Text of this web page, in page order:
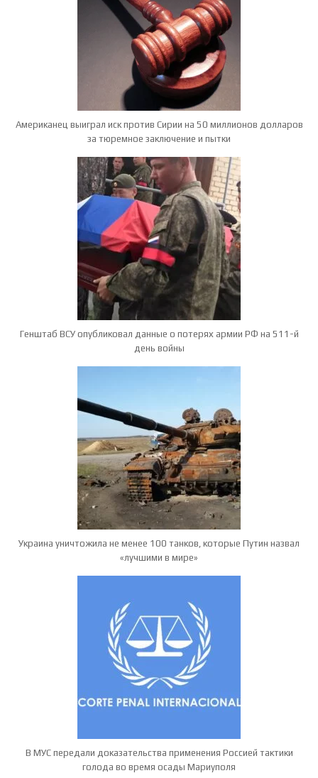
Американец выиграл иск против Сирии на 50 миллионов долларов
за тюремное заключение и пытки
Генштаб ВСУ опубликовал данные о потерях армии РФ на 511-й
день войны
Украина уничтожила не менее 100 танков, которые Путин назвал
«лучшими в мире»
В МУС передали доказательства применения Россией тактики
голода во время осады Мариуполя